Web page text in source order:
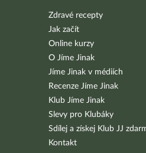
Zdravé recepty
Jak začít
Online kurzy
O Jíme Jinak
Jíme Jinak v médiích
Recenze Jíme Jinak
Klub Jíme Jinak
Slevy pro Klubáky
Sdílej a získej Klub JJ
Kontakt